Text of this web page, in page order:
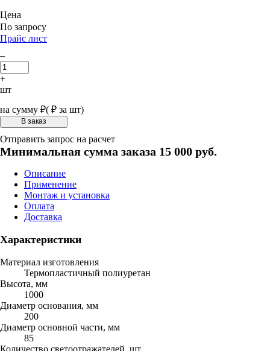
Цена
По запросу
Прайс лист
–
+
шт
на сумму ₽( ₽ за шт)
Отправить запрос на расчет
Минимальная сумма заказа 15 000 руб.
Описание
Применение
Монтаж и установка
Оплата
Доставка
Характеристики
Материал изготовления
Термопластичный полиуретан
Высота, мм
1000
Диаметр основания, мм
200
Диаметр основной части, мм
85
Количество светоотражателей, шт.